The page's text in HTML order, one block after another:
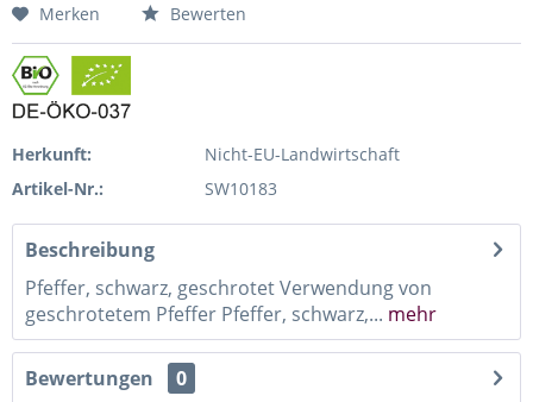
Merken Bewerten
Herkunft:
Nicht-EU-Landwirtschaft
Artikel-Nr.:
SW10183
Beschreibung
Pfeffer, schwarz, geschrotet Verwendung von
geschrotetem Pfeffer Pfeffer, schwarz,... mehr
Bewertungen
0